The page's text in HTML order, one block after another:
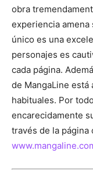
obra
experiencia
único es una
personajes es
cada página.
de MangaLine está
habituales. Por
encarecidamente
través de la página